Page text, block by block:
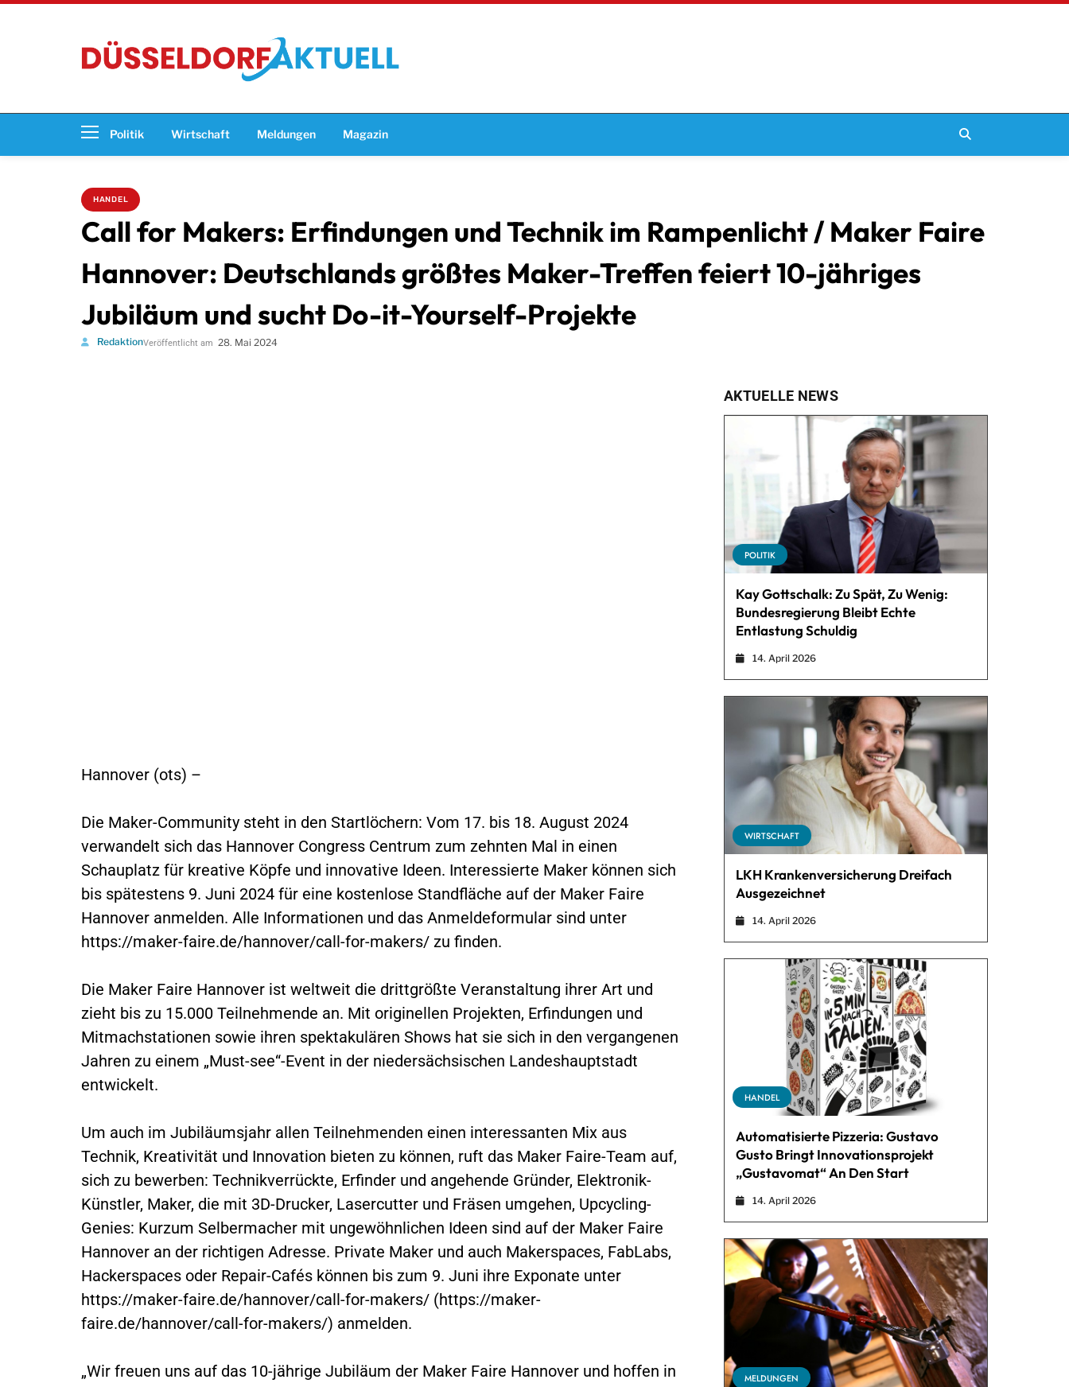
Politik Wirtschaft Meldungen Magazin
HANDEL
Call for Makers: Erfindungen und Technik im Rampenlicht / Maker Faire
Hannover: Deutschlands größtes Maker-Treffen feiert 10-jähriges
Jubiläum und sucht Do-it-Yourself-Projekte
RedaktionVeröffentlicht am 28. Mai 2024
Hannover (ots) –
Die Maker-Community steht in den Startlöchern: Vom 17. bis 18. August 2024
verwandelt sich das Hannover Congress Centrum zum zehnten Mal in einen
Schauplatz für kreative Köpfe und innovative Ideen. Interessierte Maker können sich
bis spätestens 9. Juni 2024 für eine kostenlose Standfläche auf der Maker Faire
Hannover anmelden. Alle Informationen und das Anmeldeformular sind unter
https://maker-faire.de/hannover/call-for-makers/ zu finden.
Die Maker Faire Hannover ist weltweit die drittgrößte Veranstaltung ihrer Art und
zieht bis zu 15.000 Teilnehmende an. Mit originellen Projekten, Erfindungen und
Mitmachstationen sowie ihren spektakulären Shows hat sie sich in den vergangenen
Jahren zu einem „Must-see“-Event in der niedersächsischen Landeshauptstadt
entwickelt.
Um auch im Jubiläumsjahr allen Teilnehmenden einen interessanten Mix aus
Technik, Kreativität und Innovation bieten zu können, ruft das Maker Faire-Team auf,
sich zu bewerben: Technikverrückte, Erfinder und angehende Gründer, Elektronik-
Künstler, Maker, die mit 3D-Drucker, Lasercutter und Fräsen umgehen, Upcycling-
Genies: Kurzum Selbermacher mit ungewöhnlichen Ideen sind auf der Maker Faire
Hannover an der richtigen Adresse. Private Maker und auch Makerspaces, FabLabs,
Hackerspaces oder Repair-Cafés können bis zum 9. Juni ihre Exponate unter
https://maker-faire.de/hannover/call-for-makers/ (https://maker-
faire.de/hannover/call-for-makers/) anmelden.
„Wir freuen uns auf das 10-jährige Jubiläum der Maker Faire Hannover und hoffen in
AKTUELLE NEWS
POLITIK
Kay Gottschalk: Zu Spät, Zu Wenig:
Bundesregierung Bleibt Echte
Entlastung Schuldig
14. April 2026
WIRTSCHAFT
LKH Krankenversicherung Dreifach
Ausgezeichnet
14. April 2026
HANDEL
Automatisierte Pizzeria: Gustavo
Gusto Bringt Innovationsprojekt
„Gustavomat“ An Den Start
14. April 2026
MELDUNGEN